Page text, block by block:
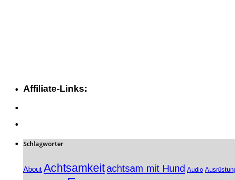
Affiliate-Links:
Schlagwörter
About Achtsamkeitachtsam mit Hund Audio